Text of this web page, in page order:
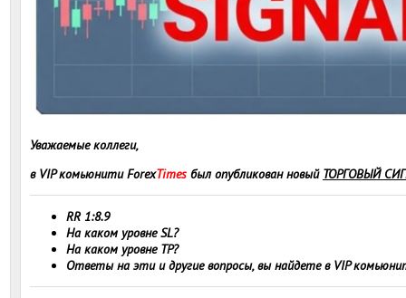
Уважаемые коллеги,
в VIP комьюнити ForexTimes был опубликован новый ТОРГОВЫЙ
RR 1:8.9
На каком уровне SL?
На каком уровне TP?
Ответы на эти и другие вопросы, вы найдете в VIP